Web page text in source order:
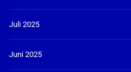
Juli 2025
Juni 2025